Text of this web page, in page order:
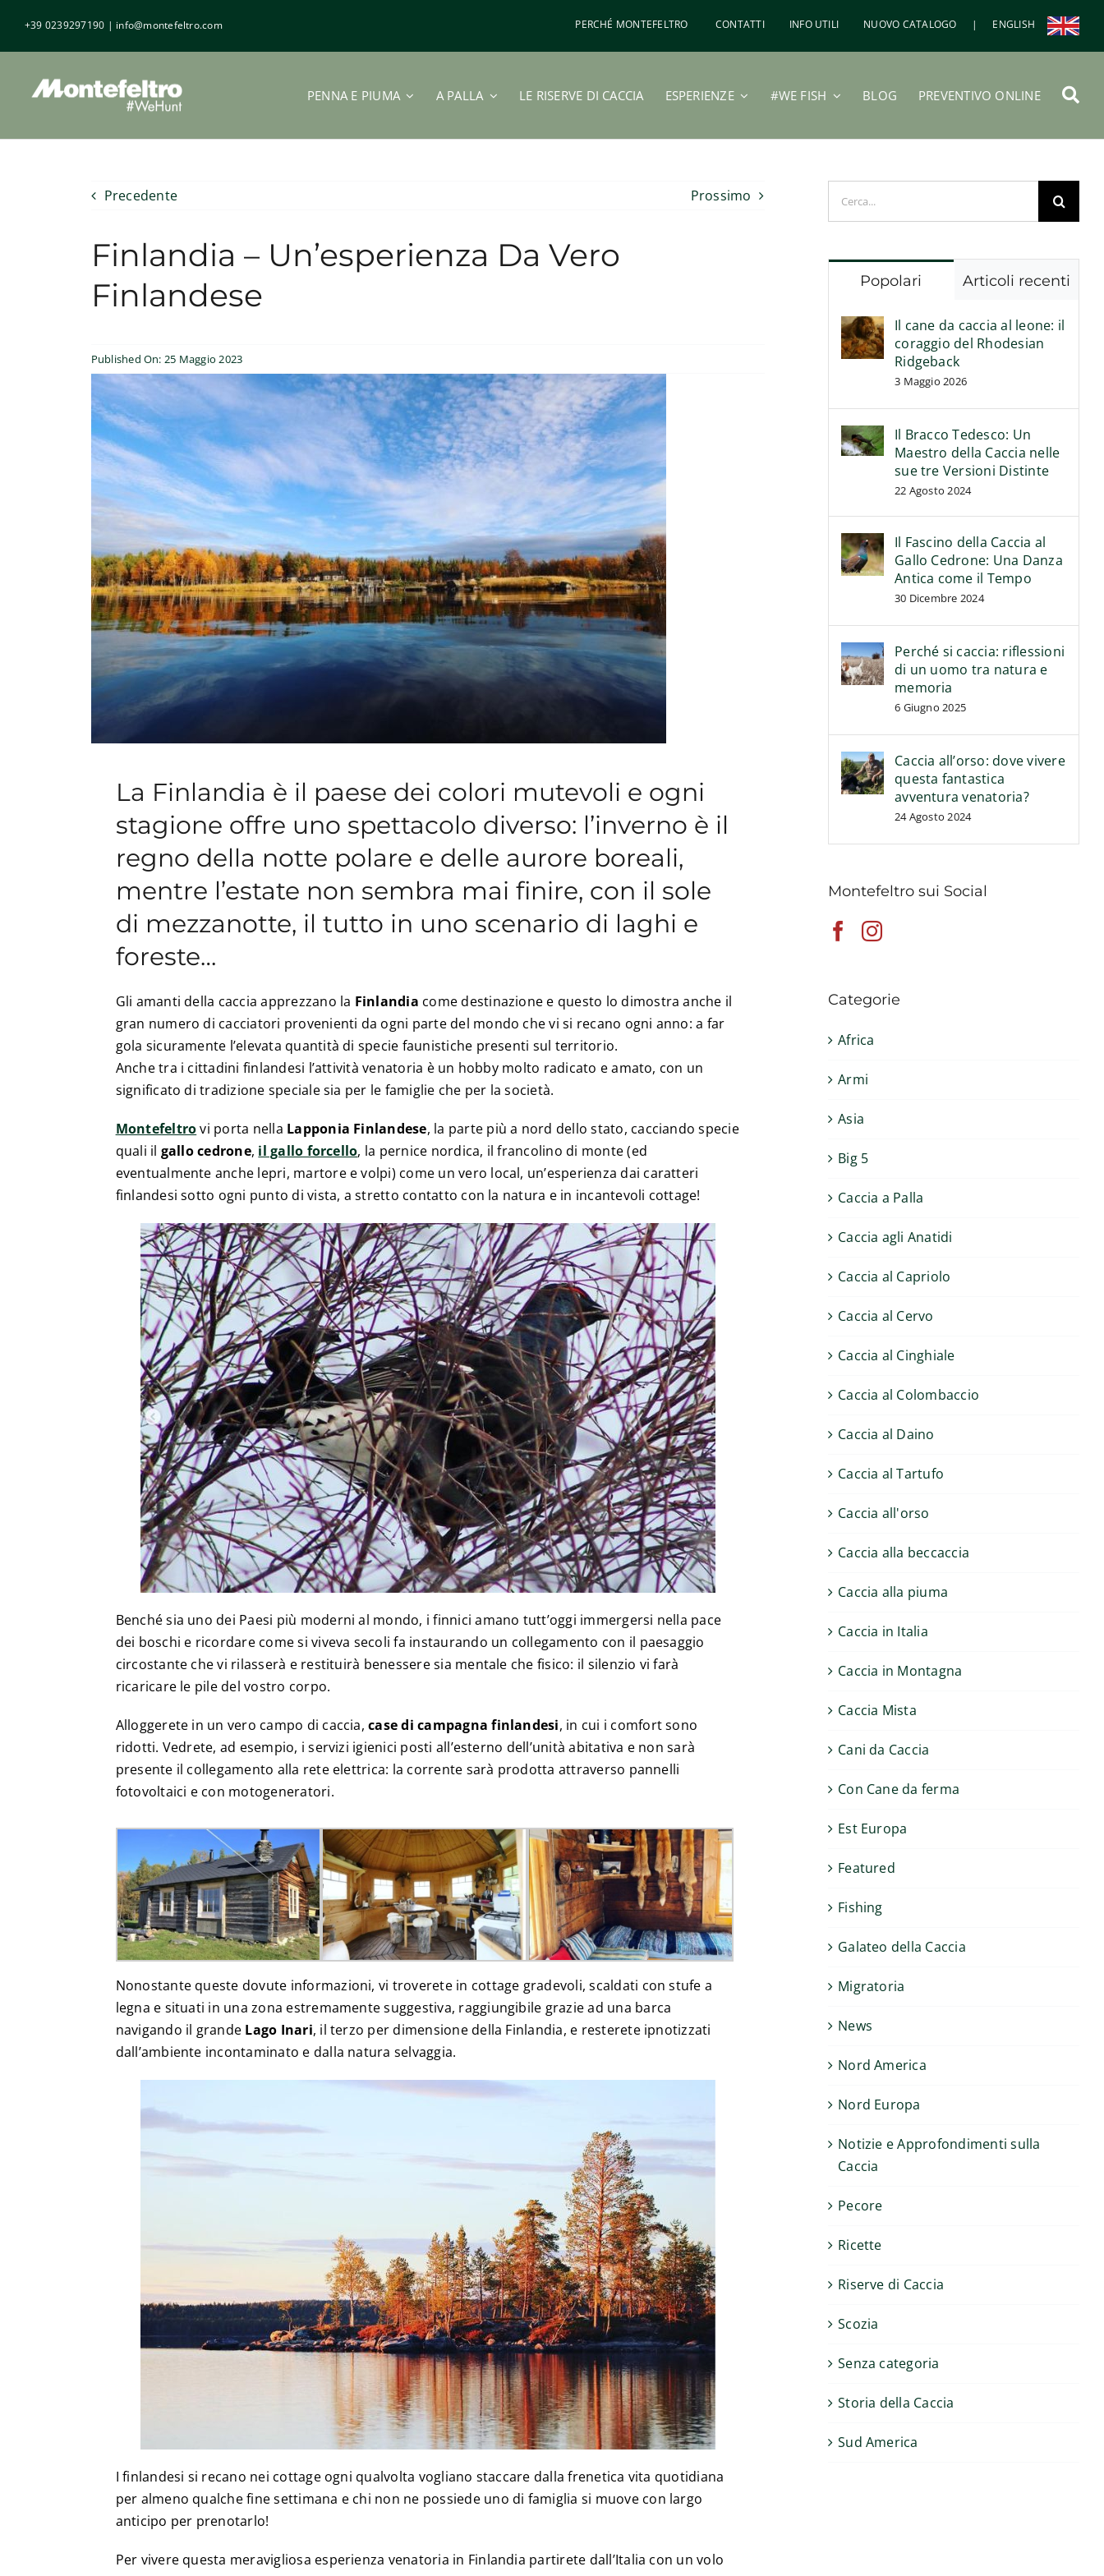
contenuto
+39 0239297190 | info@montefeltro.com PERCHÉ MONTEFELTRO CONTATTI INFO UTILI NUOVO CATALOGO | ENGLISH
PENNA E PIUMA A PALLA LE RISERVE DI CACCIA ESPERIENZE #WE FISH BLOG PREVENTIVO ONLINE
Precedente Prossimo
Finlandia – Un’esperienza Da Vero
Finlandese
Published On: 25 Maggio 2023
La Finlandia è il paese dei colori mutevoli e ogni
stagione offre uno spettacolo diverso: l’inverno è il
regno della notte polare e delle aurore boreali,
mentre l’estate non sembra mai finire, con il sole
di mezzanotte, il tutto in uno scenario di laghi e
foreste…
Gli amanti della caccia apprezzano la Finlandia come destinazione e questo lo dimostra anche il
gran numero di cacciatori provenienti da ogni parte del mondo che vi si recano ogni anno: a far
gola sicuramente l’elevata quantità di specie faunistiche presenti sul territorio.
Anche tra i cittadini finlandesi l’attività venatoria è un hobby molto radicato e amato, con un
significato di tradizione speciale sia per le famiglie che per la società.
Montefeltrovi porta nella Lapponia Finlandese, la parte più a nord dello stato, cacciando specie
quali il gallo cedrone, il gallo forcello, la pernice nordica, il francolino di monte (ed
eventualmente anche lepri, martore e volpi) come un vero local, un’esperienza dai caratteri
finlandesi sotto ogni punto di vista, a stretto contatto con la natura e in incantevoli cottage!
Benché sia uno dei Paesi più moderni al mondo, i finnici amano tutt’oggi immergersi nella pace
dei boschi e ricordare come si viveva secoli fa instaurando un collegamento con il paesaggio
circostante che vi rilasserà e restituirà benessere sia mentale che fisico: il silenzio vi farà
ricaricare le pile del vostro corpo.
Alloggerete in un vero campo di caccia,case di campagna finlandesi, in cui i comfort sono
ridotti. Vedrete, ad esempio, i servizi igienici posti all’esterno dell’unità abitativa e non sarà
presente il collegamento alla rete elettrica: la corrente sarà prodotta attraverso pannelli
fotovoltaici e con motogeneratori.
Nonostante queste dovute informazioni, vi troverete in cottage gradevoli, scaldati con stufe a
legna e situati in una zona estremamente suggestiva, raggiungibile grazie ad una barca
navigando il grande Lago Inari, il terzo per dimensione della Finlandia, e resterete ipnotizzati
dall’ambiente incontaminato e dalla natura selvaggia.
I finlandesi si recano nei cottage ogni qualvolta vogliano staccare dalla frenetica vita quotidiana
per almeno qualche fine settimana e chi non ne possiede uno di famiglia si muove con largo
anticipo per prenotarlo!
Per vivere questa meravigliosa esperienza venatoria in Finlandia partirete dall’Italia con un volo
Popolari Articoli recenti
Il cane da caccia al leone: il
coraggio del Rhodesian
Ridgeback
3 Maggio 2026
Il Bracco Tedesco: Un
Maestro della Caccia nelle
sue tre Versioni Distinte
22 Agosto 2024
Il Fascino della Caccia al
Gallo Cedrone: Una Danza
Antica come il Tempo
30 Dicembre 2024
Perché si caccia: riflessioni
di un uomo tra natura e
memoria
6 Giugno 2025
Caccia all’orso: dove vivere
questa fantastica
avventura venatoria?
24 Agosto 2024
Montefeltro sui Social
Categorie
Africa
Armi
Asia
Big 5
Caccia a Palla
Caccia agli Anatidi
Caccia al Capriolo
Caccia al Cervo
Caccia al Cinghiale
Caccia al Colombaccio
Caccia al Daino
Caccia al Tartufo
Caccia all'orso
Caccia alla beccaccia
Caccia alla piuma
Caccia in Italia
Caccia in Montagna
Caccia Mista
Cani da Caccia
Con Cane da ferma
Est Europa
Featured
Fishing
Galateo della Caccia
Migratoria
News
Nord America
Nord Europa
Notizie e Approfondimenti sulla
Caccia
Pecore
Ricette
Riserve di Caccia
Scozia
Senza categoria
Storia della Caccia
Sud America